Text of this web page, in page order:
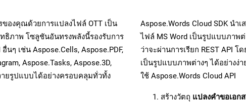
ของคุณด้วยการแปลงไฟล์ OTT เป็น
ธิภาพ โซลูชันอันทรงพลังนี้รองรับการ
ๆ เช่น Aspose.Cells, Aspose.PDF,
Aspose.Tasks, Aspose.3D,
ยรูปแบบได้อย่างครอบคลุมทั่วทั้ง
Aspose.Words Cloud SDK นำ
ไฟล์ MS Word เป็นรูปแบบภาพต่
ว่าจะผ่านการเรียก REST API
เป็นรูปแบบภาพต่างๆ ได้อย่างง่า
ใช้ Aspose.Words Cloud API
สร้างวัตถุ แปลงคำขอเอก